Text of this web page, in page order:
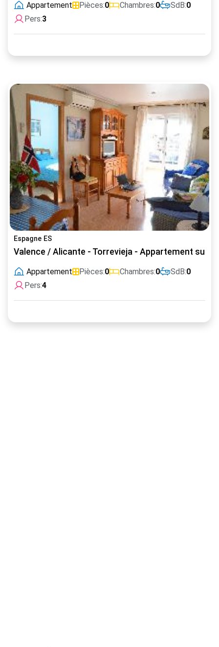
Appartement Pièces:0 Chambres:0 SdB:0
Pers:3
Espagne ES
Valence / Alicante - Torrevieja - Appartement
Appartement Pièces:0 Chambres:0 SdB:0
Pers:4